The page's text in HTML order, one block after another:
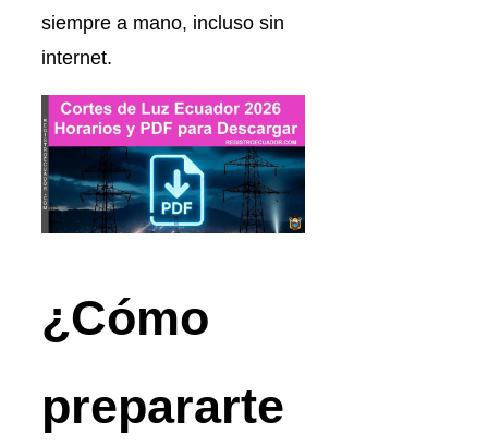
siempre a mano, incluso sin
internet.
¿Cómo
prepararte